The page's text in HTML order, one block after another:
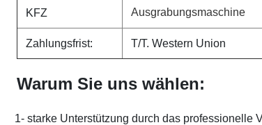
KFZ Ausgrabungsmaschine
Zahlungsfrist: T/T. Western Union
Warum Sie uns wählen:
1- starke Unterstützung durch das professionelle